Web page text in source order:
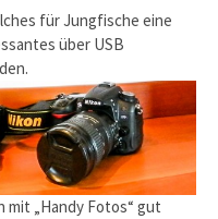
für Jungfische eine
über USB
mit „Handy Fotos“ gut